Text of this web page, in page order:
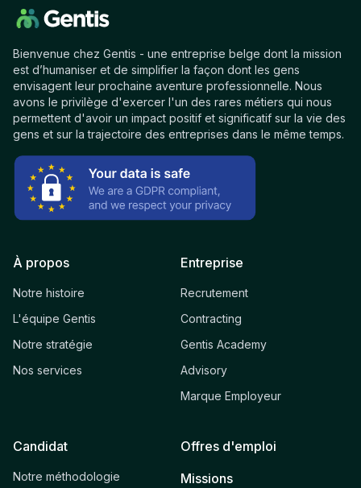
Bienvenue chez Gentis - une entreprise belge dont la mission
est d’humaniser et de simplifier la façon dont les gens
envisagent leur prochaine aventure professionnelle. Nous
avons le privilège d'exercer l'un des rares métiers qui nous
permettent d'avoir un impact positif et significatif sur la vie des
gens et sur la trajectoire des entreprises dans le même temps.
À propos
Notre histoire
L'équipe Gentis
Notre stratégie
Nos services
Entreprise
Recrutement
Contracting
Gentis Academy
Advisory
Marque Employeur
Candidat
Notre méthodologie
Offres d'emploi
Missions